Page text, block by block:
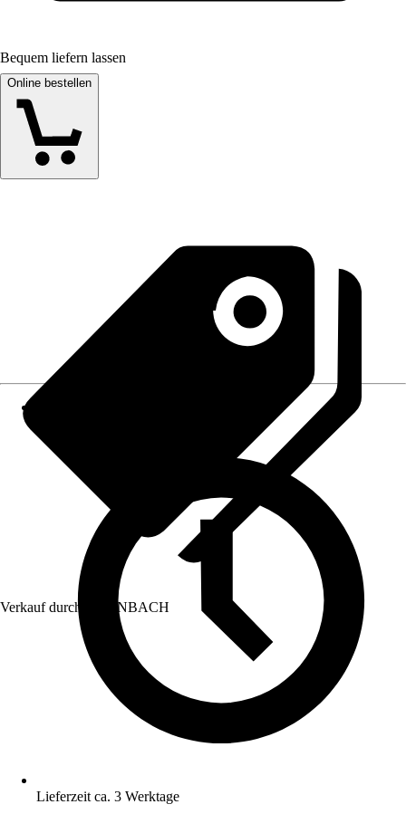
Bequem liefern lassen
Online bestellen
Verkauf durch: HORNBACH
Lieferzeit ca. 3 Werktage